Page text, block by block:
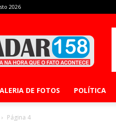
2026
DE FOTOS POLÍTICA
Página 4